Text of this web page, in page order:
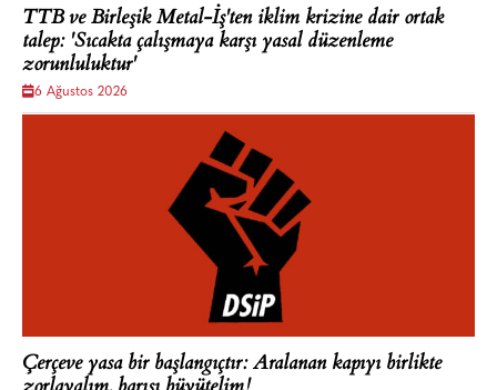
TTB ve Birleşik Metal-İş'ten iklim krizine dair ortak
talep: 'Sıcakta çalışmaya karşı yasal düzenleme
zorunluluktur'
6 Ağustos 2026
Çerçeve yasa bir başlangıçtır: Aralanan kapıyı birlikte